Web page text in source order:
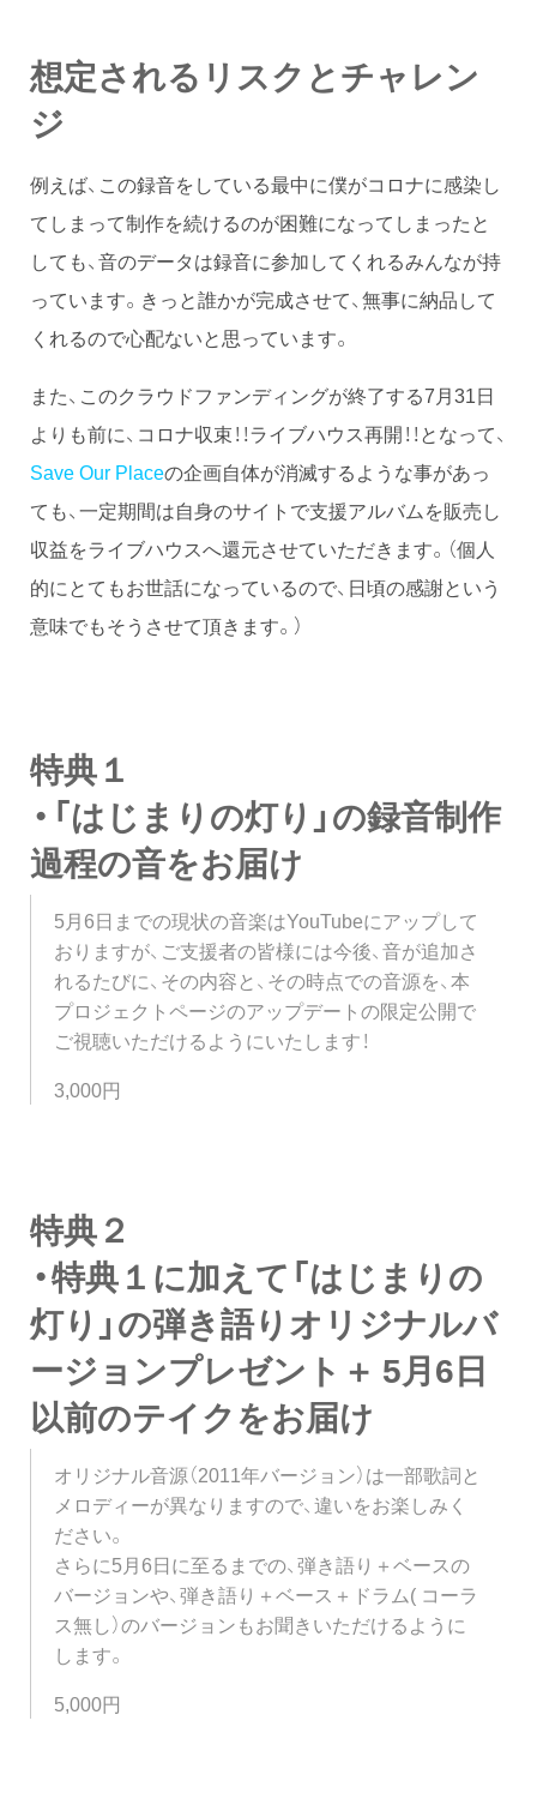
想定されるリスクとチャレン
ジ
例えば、この録音をしている最中に僕がコロナに感染し
てしまって制作を続けるのが困難になってしまったと
しても、音のデータは録音に参加してくれるみんなが持
っています。きっと誰かが完成させて、無事に納品して
くれるので心配ないと思っています。
また、このクラウドファンディングが終了する7月31日
よりも前に、コロナ収束！！ライブハウス再開！！となって、
Save Our Placeの企画自体が消滅するような事があっ
ても、一定期間は自身のサイトで支援アルバムを販売し
収益をライブハウスへ還元させていただきます。（個人
的にとてもお世話になっているので、日頃の感謝という
意味でもそうさせて頂きます。）
特典１
・「はじまりの灯り」の録音制作
過程の音をお届け
5月6日までの現状の音楽はYouTubeにアップして
おりますが、ご支援者の皆様には今後、音が追加さ
れるたびに、その内容と、その時点での音源を、本
プロジェクトページのアップデートの限定公開で
ご視聴いただけるようにいたします！
3,000円
特典２
・特典１に加えて「はじまりの
灯り」の弾き語りオリジナルバ
ージョンプレゼント＋ 5月6日
以前のテイクをお届け
オリジナル音源（2011年バージョン）は一部歌詞と
メロディーが異なりますので、違いをお楽しみく
ださい。
さらに5月6日に至るまでの、弾き語り＋ベースの
バージョンや、弾き語り＋ベース＋ドラム( コーラ
ス無し）のバージョンもお聞きいただけるように
します。
5,000円